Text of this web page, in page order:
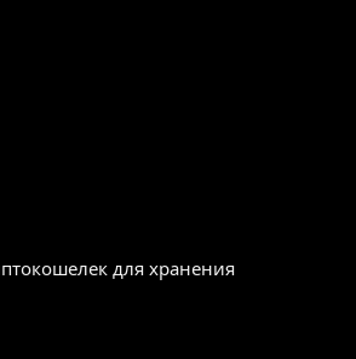
для хранения